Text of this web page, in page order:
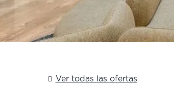
Ver todas las ofertas